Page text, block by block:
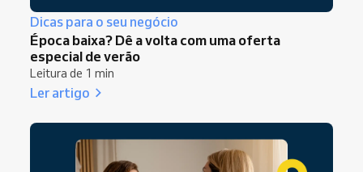
Dicas para o seu negócio
Época baixa? Dê a volta com uma oferta
especial de verão
Leitura de 1 min
Ler artigo